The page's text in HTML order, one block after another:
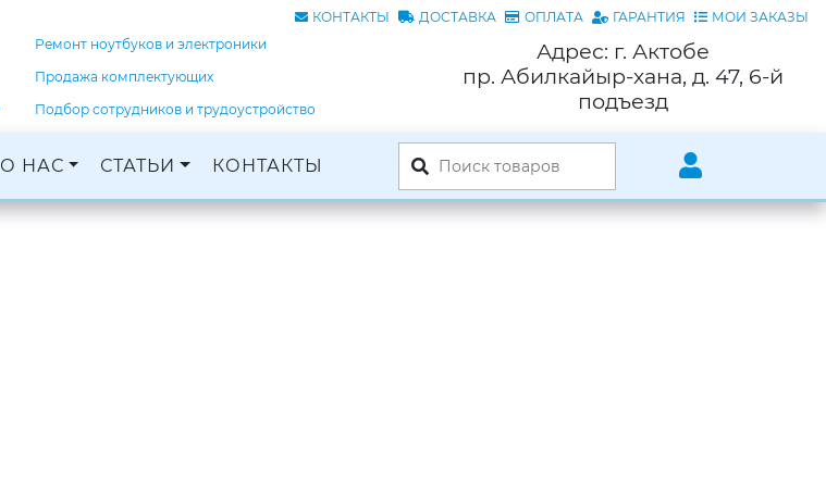
КОНТАКТЫ ДОСТАВКА ОПЛАТА ГАРАНТИЯ МОИ ЗАКАЗЫ
Ремонт ноутбуков и электроники
Продажа комплектующих
Подбор сотрудников и трудоустройство
Адрес: г. Актобе
пр. Абилкайыр-хана, д. 47, 6-й
подъезд
О НАС СТАТЬИ КОНТАКТЫ